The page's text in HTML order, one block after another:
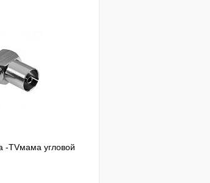
TVмама угловой